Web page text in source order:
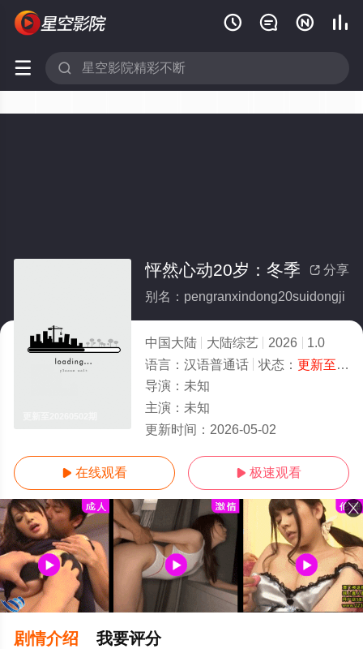
   
 
 分享
怦然心动20岁：冬季
别名：pengranxindong20suidongji
中国大陆 大陆综艺 2026
1.0
语言： 汉语普通话 状态： 更新至20260502期
导演： 未知
主演： 未知
更新时间： 2026-05-02
 在线观看  极速观看
剧情介绍 我要评分